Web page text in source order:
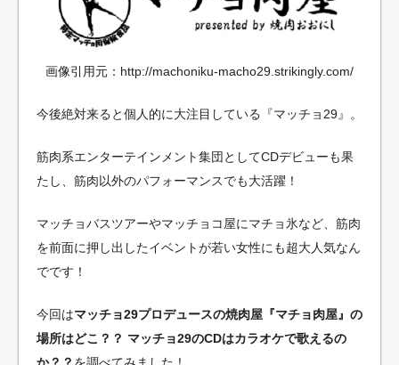
画像引用元：http://machoniku-macho29.strikingly.com/
今後絶対来ると個人的に大注目している『マッチョ29』。
筋肉系エンターテインメント集団としてCDデビューも果
たし、筋肉以外のパフォーマンスでも大活躍！
マッチョバスツアーやマッチョコ屋にマチョ氷など、筋肉
を前面に押し出したイベントが若い女性にも超大人気なん
でです！
今回はマッチョ29プロデュースの焼肉屋『マチョ肉屋』の
場所はどこ？？ マッチョ29のCDはカラオケで歌えるの